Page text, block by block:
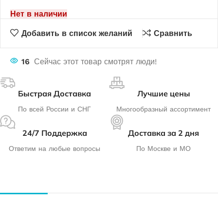
Нет в наличии
Добавить в список желаний Сравнить
16 Сейчас этот товар смотрят люди!
Быстрая Доставка
По всей России и СНГ
Лучшие цены
Многообразный ассортимент
24/7 Поддержка
Ответим на любые вопросы
Доставка за 2 дня
По Москве и МО